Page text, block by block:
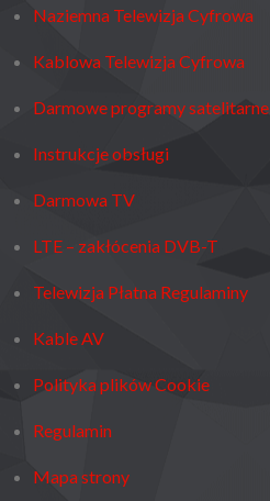
Naziemna Telewizja Cyfrowa
Kablowa Telewizja Cyfrowa
Darmowe programy satelitarne
Instrukcje obsługi
Darmowa TV
LTE – zakłócenia DVB-T
Telewizja Płatna Regulaminy
Kable AV
Polityka plików Cookie
Regulamin
Mapa strony